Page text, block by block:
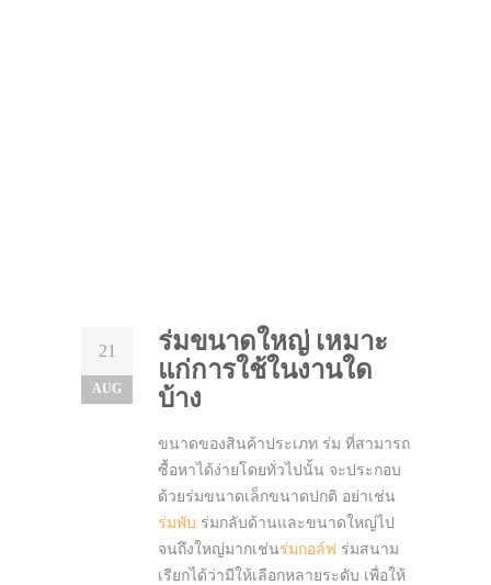
21
AUG
ร่มขนาดใหญ่ เหมาะ
แก่การใช้ในงานใด
บ้าง
ขนาดของสินค้าประเภท ร่ม ที่สามารถ
ซื้อหาได้ง่ายโดยทั่วไปนั้น จะประกอบ
ด้วยร่มขนาดเล็กขนาดปกติ อย่าเช่น
ร่มพับ ร่มกลับด้านและขนาดใหญ่ไป
จนถึงใหญ่มากเช่นร่มกอล์ฟ ร่มสนาม
เรียกได้ว่ามีให้เลือกหลายระดับ เพื่อให้